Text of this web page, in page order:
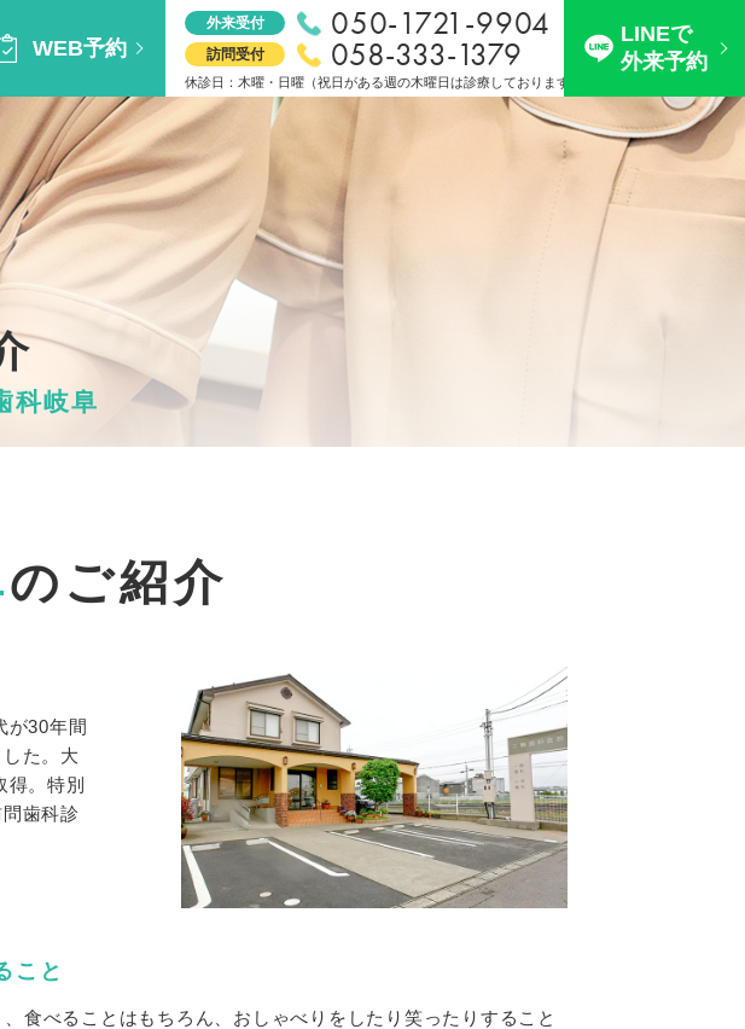
WEB予約
外来受付 050-1721-9904
訪問受付 058-333-1379
休診日：木曜・日曜（祝日がある週の木曜日は診療しております）
LINEで
外来予約
科岐阜
のご紹介
が30年間
た。大
。特別
歯科診
こと
食べることはもちろん、おしゃべりをしたり笑ったりすること